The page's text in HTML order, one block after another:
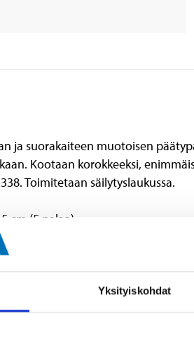
Yksityiskohdat
ja suorakaiteen muotoisen
Kootaan korokkeeksi,
Toimitetaan säilytyslaukussa.
cm (5 palaa).